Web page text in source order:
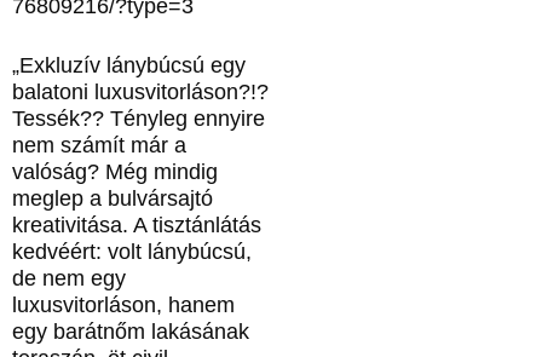
76809216/?type=3
„Exkluzív lánybúcsú egy
balatoni luxusvitorláson?!?
Tessék?? Tényleg ennyire
nem számít már a
valóság? Még mindig
meglep a bulvársajtó
kreativitása. A tisztánlátás
kedvéért: volt lánybúcsú,
de nem egy
luxusvitorláson, hanem
egy barátnőm lakásának